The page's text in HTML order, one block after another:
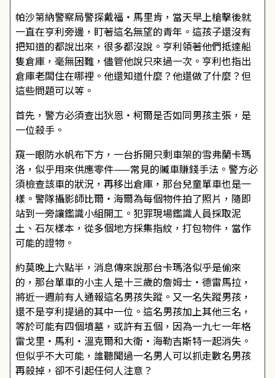
帕沙第納警察局警探戴福・馬里肯，當天早上槍擊後就
一直在亨利旁邊，盯著這名無望的青年。這孩子還沒有
把知道的都說出來，很多都沒說。亨利領著他們抵達船
隻倉庫，毫無困難，儘管他說只來過一次。亨利也指出
倉庫老闆住在哪裡。他還知道什麼？他還做了什麼？但
這些問題可以等。
首先，警方必須查出狄恩・柯爾是否如同男孩主張，是
一位殺手。
窺一眼防水帆布下方，一台拆開只剩車架的雪弗蘭卡瑪
洛，似乎用來供應零件——常見的贓車賺錢手法。警方必
須檢查該車的狀況，再移出倉庫，那台兒童單車也是一
樣。警隊攝影師比爾・海爾為每個物件拍了照片，隨即
站到一旁讓鑑識小組開工。犯罪現場鑑識人員採取泥
土、石灰樣本，從多個地方採集指紋，打包物件，當作
可能的證物。
約莫晚上六點半，消息傳來說那台卡瑪洛似乎是偷來
的，那台單車的小主人是十三歲的詹姆士・德雷馬拉，
將近一週前有人通報這名男孩失蹤。又一名失蹤男孩，
還不是亨利提過的其中一位。這名男孩加上其他三名，
等於可能有四個墳墓，或許有五個，因為一九七一年格
雷戈里・馬利・溫克爾和大衛・海勒吉斯特一起消失。
但似乎不大可能，誰聽聞過一名男人可以抓走數名男孩
再殺掉，卻不引起任何人注意？